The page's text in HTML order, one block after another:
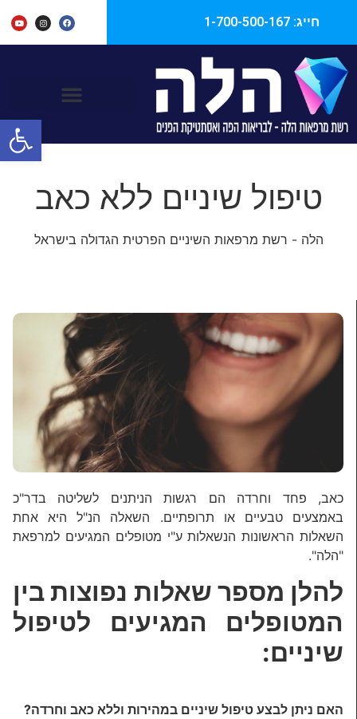
פתח
חייג: 1-700-500-167
ראשי שיקום הפה טיפול שיניים ללא כאב
טיפול שיניים ללא כאב
הלה - רשת מרפאות השיניים הפרטית הגדולה בישראל
כאב, פחד וחרדה הם רגשות הניתנים לשליטה בדר"כ
באמצעים טבעיים או תרופתיים. השאלה הנ"ל היא אחת
השאלות הראשונות הנשאלות ע"י מטופלים המגיעים למרפאת
"הלה".
להלן מספר שאלות נפוצות בין
המטופלים המגיעים לטיפול
שיניים:
האם ניתן לבצע טיפול שיניים במהירות וללא כאב וחרדה?